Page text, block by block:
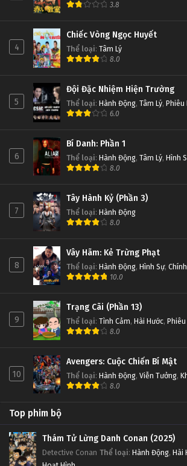
3.8
4
Chiếc Vòng Ngọc Huyết
Thể loại: Tâm Lý
8.0
5
Đội Đặc Nhiệm Hiện Trường
Thể loại: Hành Động, Tâm Lý, Phiêu
6.0
6
Bí Danh: Phần 1
Thể loại: Hành Động, Tâm Lý, Hình
8.0
7
Tây Hành Kỷ (Phần 3)
Thể loại: Hành Động
8.0
8
Vây Hãm: Kẻ Trừng Phạt
Thể loại: Hành Động, Hình Sự,
10.0
9
Trạng Cãi (Phần 13)
Thể loại: Tình Cảm, Hài Hước, Phiêu
8.0
10
Avengers: Cuộc Chiến Bí Mật
Thể loại: Hành Động, Viễn Tưởng,
8.0
Top phim bộ
Thám Tử Lừng Danh Conan (2025)
Detective Conan Thể loại: Hành Động, Hài